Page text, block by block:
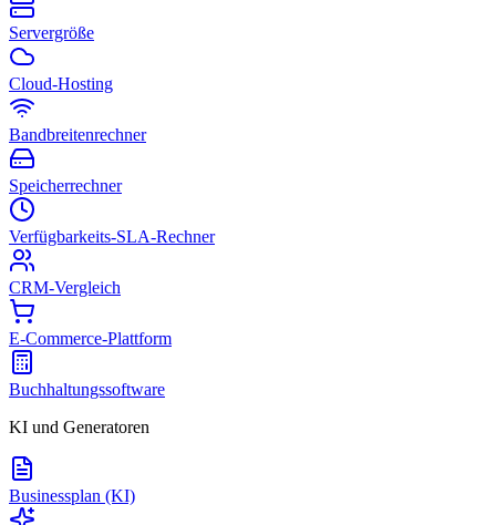
Servergröße
Cloud-Hosting
Bandbreitenrechner
Speicherrechner
Verfügbarkeits-SLA-Rechner
CRM-Vergleich
E-Commerce-Plattform
Buchhaltungssoftware
KI und Generatoren
Businessplan (KI)